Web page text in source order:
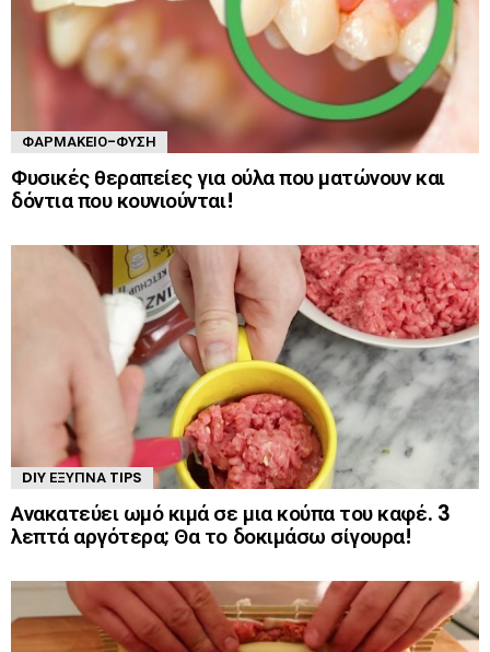
ΦΑΡΜΑΚΕΊΟ-ΦΎΣΗ
Φυσικές θεραπείες για ούλα που ματώνουν και
δόντια που κουνιούνται!
DIY ΈΞΥΠΝΑ TIPS
Ανακατεύει ωμό κιμά σε μια κούπα του καφέ. 3
λεπτά αργότερα; Θα το δοκιμάσω σίγουρα!